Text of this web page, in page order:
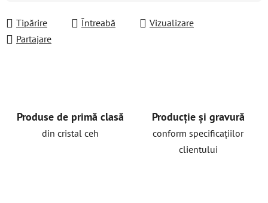
Tipărire Întreabă
Vizualizare
Partajare
Produse de primă clasă
din cristal ceh
Producție și gravură
conform specificațiilor
clientului